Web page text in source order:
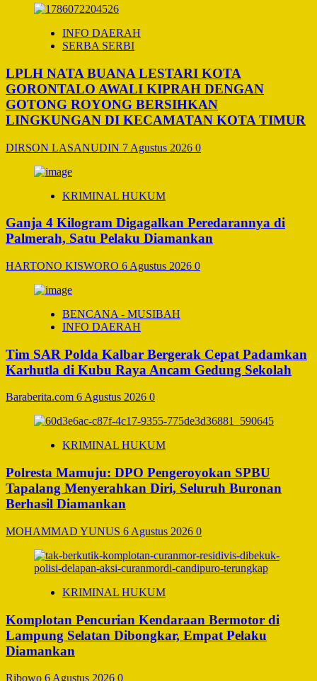
INFO DAERAH
SERBA SERBI
LPLH NATA BUANA LESTARI KOTA
GORONTALO AWALI KIPRAH DENGAN
GOTONG ROYONG BERSIHKAN
LINGKUNGAN DI KECAMATAN KOTA TIMUR
DIRSON LASANUDIN 7 Agustus 2026 0
KRIMINAL HUKUM
Ganja 4 Kilogram Digagalkan Peredarannya di
Palmerah, Satu Pelaku Diamankan
HARTONO KISWORO 6 Agustus 2026 0
BENCANA - MUSIBAH
INFO DAERAH
Tim SAR Polda Kalbar Bergerak Cepat Padamkan
Karhutla di Kubu Raya Ancam Gedung Sekolah
Baraberita.com 6 Agustus 2026 0
KRIMINAL HUKUM
Polresta Mamuju: DPO Pengeroyokan SPBU
Tapalang Menyerahkan Diri, Seluruh Buronan
Berhasil Diamankan
MOHAMMAD YUNUS 6 Agustus 2026 0
KRIMINAL HUKUM
Komplotan Pencurian Kendaraan Bermotor di
Lampung Selatan Dibongkar, Empat Pelaku
Diamankan
Ribowo 6 Agustus 2026 0